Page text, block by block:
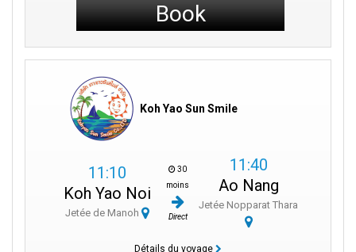
Book
Koh Yao Sun Smile
11:10
Koh Yao Noi
Jetée de Manoh
30
moins
Direct
11:40
Ao Nang
Jetée Nopparat Thara
Détails du voyage